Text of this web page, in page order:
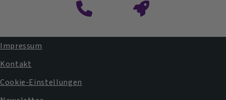
Fußbereichsmenü
Impressum
Kontakt
Cookie-Einstellungen